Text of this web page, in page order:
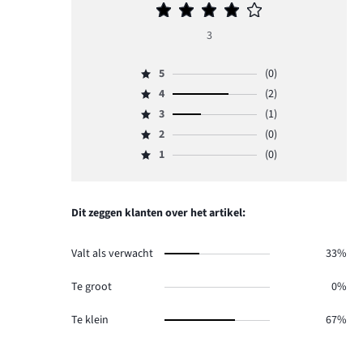
Gemiddelde
4
3
Beoordeling
5,
aantal
reviews
5
(0)
Beoordeling
4,
aantal
reviews
4
(2)
Beoordeling
3,
aantal
3
(1)
Beoordeling
2,
0.
2
(0)
Beoordeling
reviews
1 (0)
Dit zeggen klanten over het artikel:
Valt als verwacht 33%
Te groot 0%
Te klein 67%